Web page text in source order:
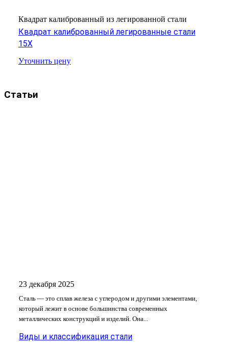
Квадрат калиброванный из легированной стали
Квадрат калиброванный легированные стали
15Х
Уточнить цену
Статьи
23 декабря 2025
Сталь — это сплав железа с углеродом и другими элементами,
который лежит в основе большинства современных
металлических конструкций и изделий. Она...
Виды и классификация стали